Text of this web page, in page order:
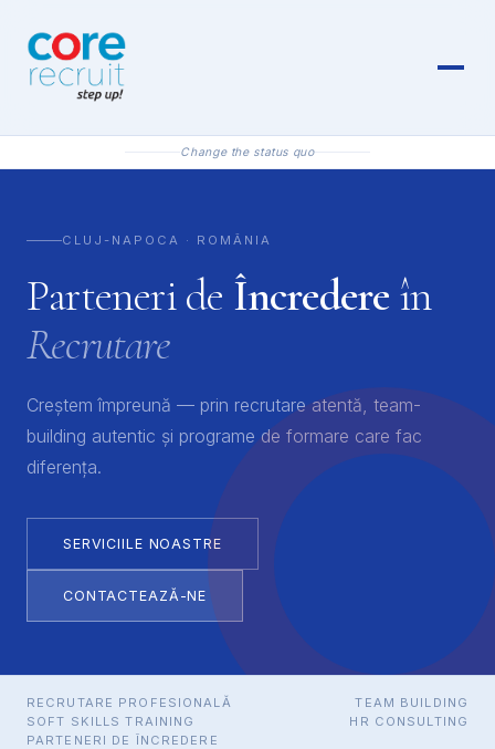
Change the status quo
CLUJ-NAPOCA · ROMÂNIA
Parteneri de Încredere în
Recrutare
Creștem împreună — prin recrutare atentă, team-
building autentic și programe de formare care fac
diferența.
SERVICIILE NOASTRE
CONTACTEAZĂ-NE
RECRUTARE PROFESIONALĂ
TEAM BUILDING
SOFT SKILLS TRAINING
HR CONSULTING
PARTENERI DE ÎNCREDERE